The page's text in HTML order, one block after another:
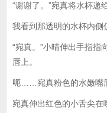
“谢谢了。”宛真将水杯递
我看到那透明的水杯内
“宛真。”小晴伸出手指指
唇上。
呃……宛真粉色的水嫩嘴
宛真伸出红色的小舌尖在